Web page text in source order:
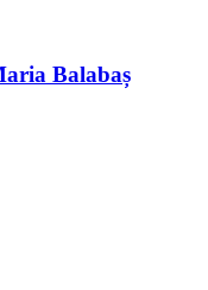
Balabaș